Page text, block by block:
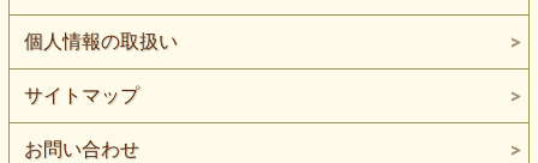
個人情報の取扱い
サイトマップ
お問い合わせ